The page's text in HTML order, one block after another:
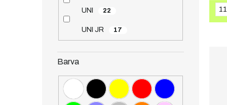
UNI 22
UNI JR 17
Barva